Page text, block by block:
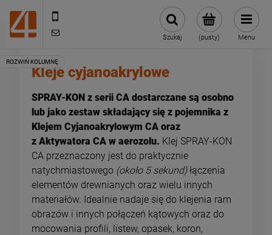
(pusty)
Szukaj Menu
Kleje cyjanoakrylowe
SPRAY-KON z serii CA dostarczane są osobno
lub jako zestaw składający się z pojemnika z
Klejem Cyjanoakrylowym CA oraz
z Aktywatora CA w aerozolu. Klej SPRAY-KON
CA przeznaczony jest do praktycznie
natychmiastowego (około 5 sekund)łączenia
elementów drewnianych oraz wielu innych
materiałów. Idealnie nadaje się do klejenia ram
obrazów i innych połączeń kątowych oraz do
mocowania profili, listew, opasek, koron,